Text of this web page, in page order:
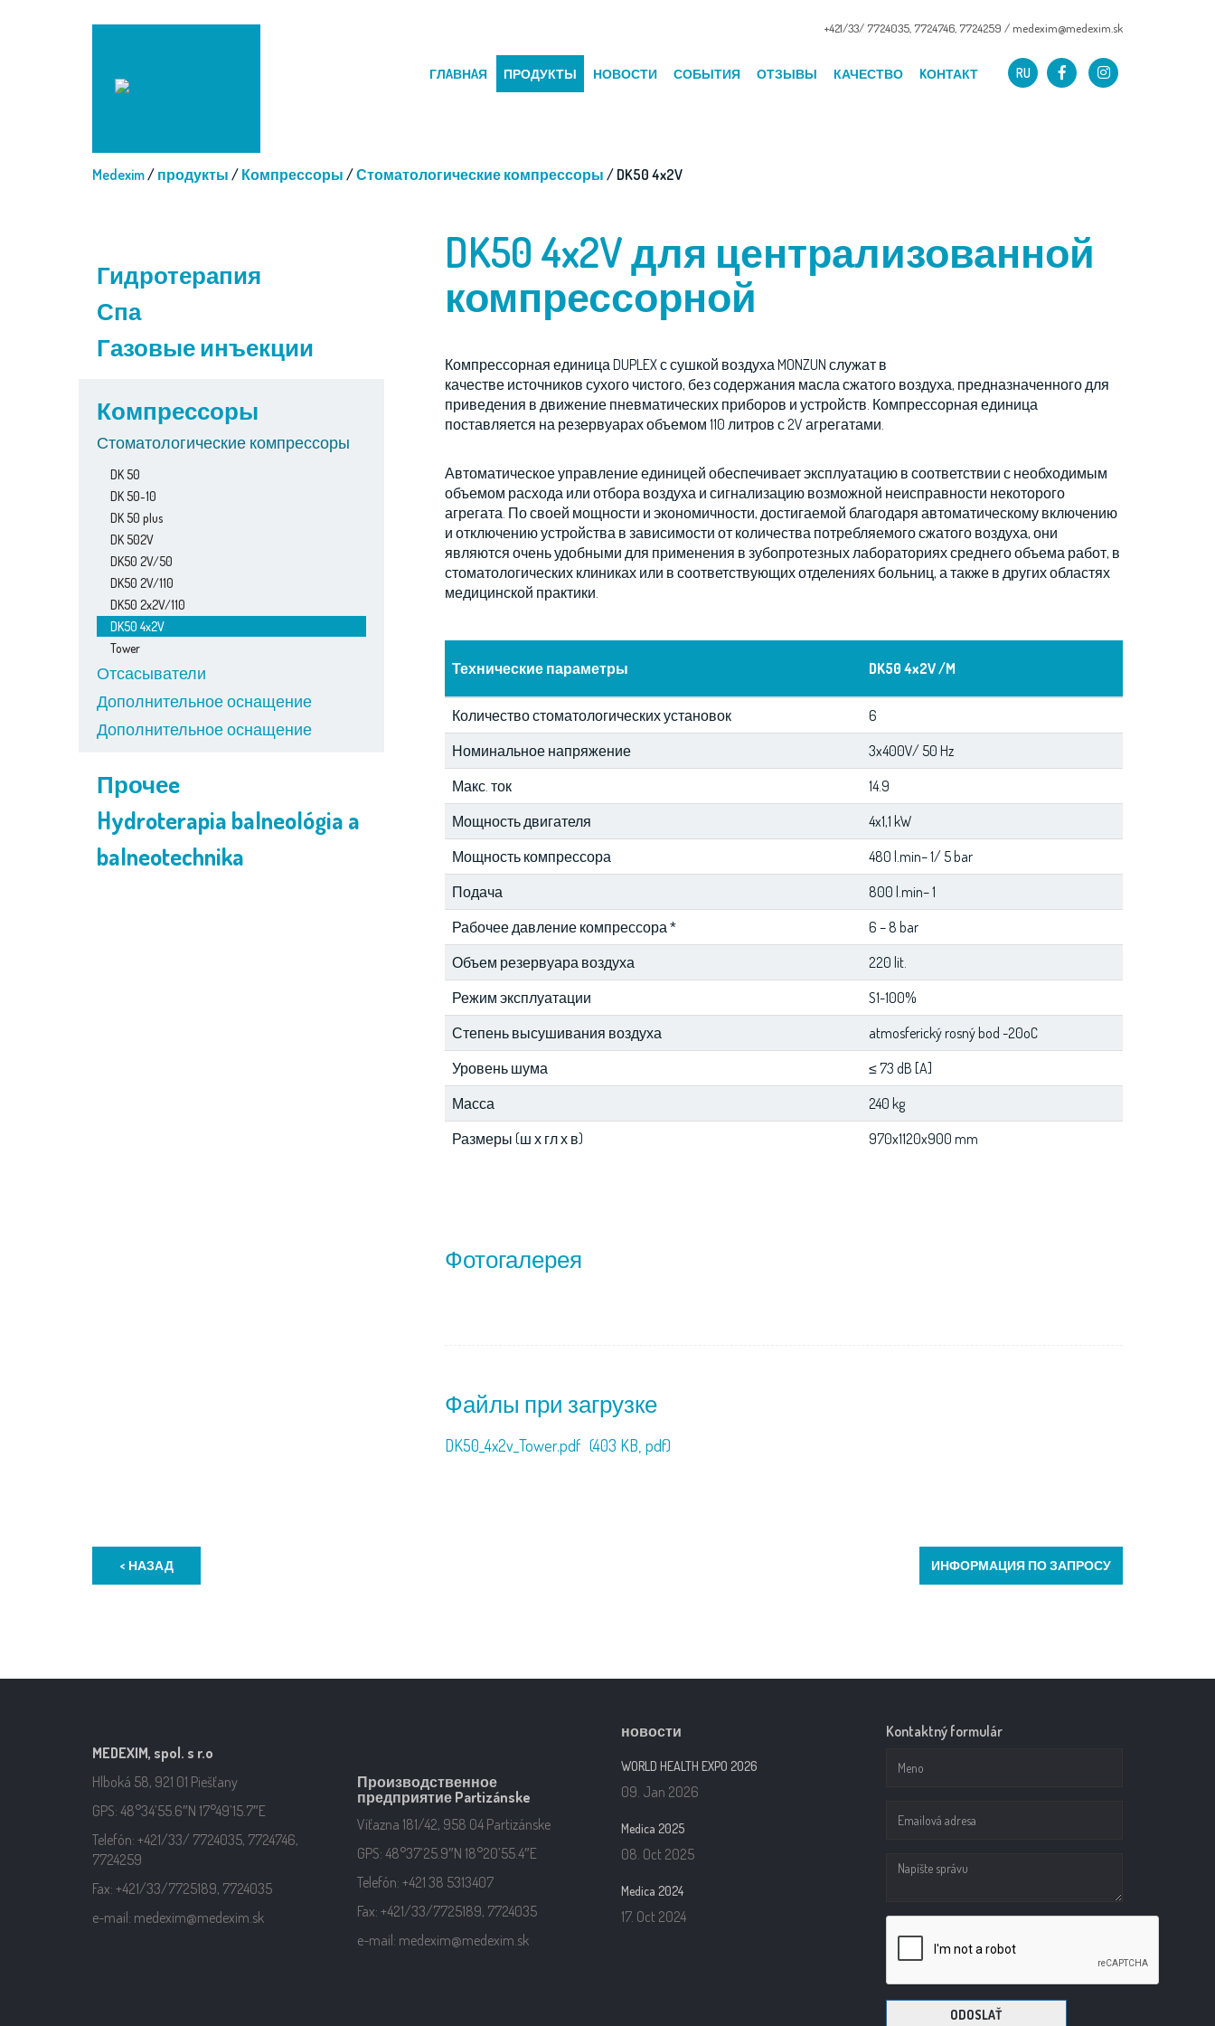
+421/33/ 7724035 7724746 7724259 / medexim@medexim.sk
RU
ГЛAВНAЯ ПРОДУКТЫ НОВОСТИ СОБЫТИЯ ОТЗЫВЫ КАЧЕСТВО KОНТАКТ
Medexim/ продукты / Компрессоры /Стоматологические компрессоры / DK50 4x2V
Гидротерапия
Спа
Газовые инъекции
Компрессоры
Стоматологические компрессоры
DK 50
DK 50-10
DK 50 plus
DK 502V
DK50 2V/50
DK50 2V/110
DK50 2x2V/110
DK50 4x2V
Tower
Отсасыватели
Дополнительное оснащение
Дополнительное оснащение
Прочеe
Hydroterapia balneológia a
balneotechnika
DK50 4x2V для централизованной
компрессорной
Компрессорная единица DUPLEX с сушкой воздуха MONZUN служат в
качестве источников сухого чистого, без содержания масла сжатого воздуха, предназначенного для
приведения в движение пневматических приборов и устройств. Компрессорная единица
поставляется на резервуарах объемом 110 литров с 2V агрегатами.
Автоматическое управление единицей обеспечивает эксплуатацию в соответствии с необходимым
объемом расхода или отбора воздуха и сигнализацию возможной неисправности некоторого
агрегата. По своей мощности и экономичности, достигаемой благодаря автоматическому включению
и отключению устройства в зависимости от количества потребляемого сжатого воздуха, они
являются очень удобными для применения в зубопротезных лабораториях среднего объема работ, в
стоматологических клиниках или в соответствующих отделениях больниц, а также в других областях
медицинской практики.
Технические параметры DK50 4x2V /M
Количество стоматологических установок
6
Номинальное напряжение
3x400V/ 50 Hz
Макс. ток
14.9
Мощность двигателя
4x1,1 kW
Мощность компрессора
480 l.min– 1/ 5 bar
Подача
800 l.min– 1
Рабочее давление компрессора *
6 – 8 bar
Объем резервуара воздуха
220 lit.
Режим эксплуатации
S1-100%
Степень высушивания воздуха
atmosferický rosný bod -20oC
Уровень шума
≤ 73 dB [A]
Масса
240 kg
Размеры (ш х гл х в)
970x1120x900 mm
Фотогалерея
Файлы при загрузке
DK50_4x2v_Tower.pdf (403 KB, pdf)
< НАЗАД ИНФОРМАЦИЯ ПО ЗАПРОСУ
MEDEXIM, spol. s r.o
Hlboká 58, 921 01 Piešťany
GPS: 48°34’55.6″N 17°49’15.7″E
Telefón: +421/33/ 7724035, 7724746,
7724259
Fax: +421/33/7725189, 7724035
e-mail: medexim@medexim.sk
Производственное
предприятие Partizánske
Víťazna 181/42, 958 04 Partizánske
GPS: 48°37’25.9″N 18°20’55.4″E
Telefón: +421 38 5313407
Fax: +421/33/7725189, 7724035
e-mail: medexim@medexim.sk
новости
WORLD HEALTH EXPO 2026
09. Jan 2026
Medica 2025
08. Oct 2025
Medica 2024
17. Oct 2024
Kontaktný formulár
ODOSLAŤ